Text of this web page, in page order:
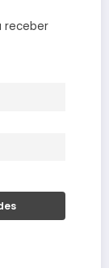
receber